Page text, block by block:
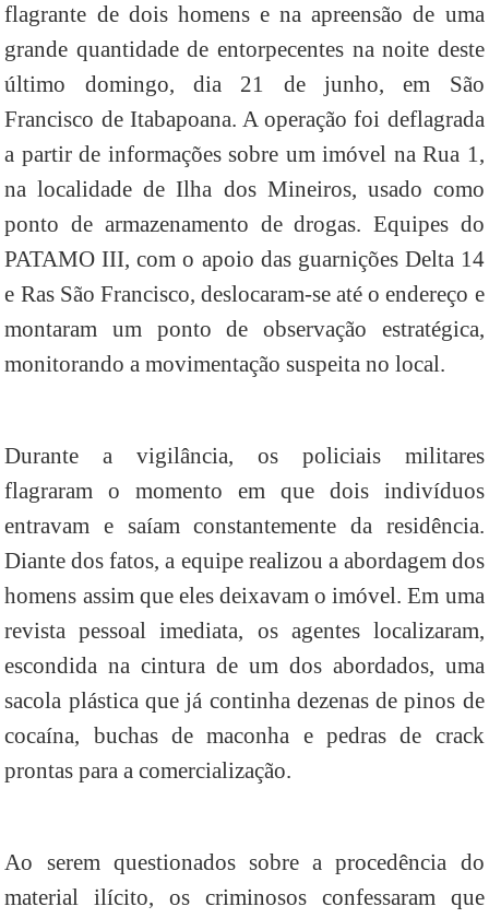
flagrante de dois homens e na apreensão de uma
grande quantidade de entorpecentes na noite deste
último domingo, dia 21 de junho, em São
Francisco de Itabapoana. A operação foi deflagrada
a partir de informações sobre um imóvel na Rua 1,
na localidade de Ilha dos Mineiros, usado como
ponto de armazenamento de drogas. Equipes do
PATAMO III, com o apoio das guarnições Delta 14
e Ras São Francisco, deslocaram-se até o endereço e
montaram um ponto de observação estratégica,
monitorando a movimentação suspeita no local.
Durante a vigilância, os policiais militares
flagraram o momento em que dois indivíduos
entravam e saíam constantemente da residência.
Diante dos fatos, a equipe realizou a abordagem dos
homens assim que eles deixavam o imóvel. Em uma
revista pessoal imediata, os agentes localizaram,
escondida na cintura de um dos abordados, uma
sacola plástica que já continha dezenas de pinos de
cocaína, buchas de maconha e pedras de crack
prontas para a comercialização.
Ao serem questionados sobre a procedência do
material ilícito, os criminosos confessaram que